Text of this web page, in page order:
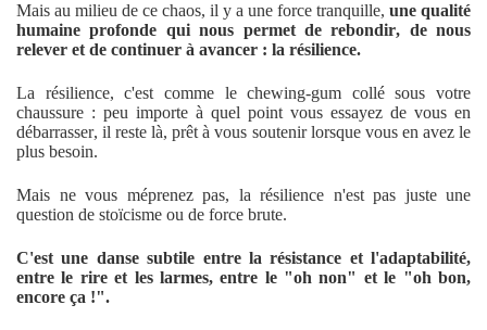
Mais au milieu de ce chaos, il y a une force tranquille, une qualité
humaine profonde qui nous permet de rebondir, de nous
relever et de continuer à avancer : la résilience.
La résilience, c'est comme le chewing-gum collé sous votre
chaussure : peu importe à quel point vous essayez de vous en
débarrasser, il reste là, prêt à vous soutenir lorsque vous en avez le
plus besoin.
Mais ne vous méprenez pas, la résilience n'est pas juste une
question de stoïcisme ou de force brute.
C'est une danse subtile entre la résistance et l'adaptabilité,
entre le rire et les larmes, entre le "oh non" et le "oh bon,
encore ça !".